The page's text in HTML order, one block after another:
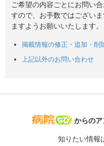
ご希望の内容ごとにお問い
すので、お手数ではござい
ますようお願いいたします。
掲載情報の修正・追加・削
上記以外のお問い合わせ
病院なび
からのア
知りたい情報